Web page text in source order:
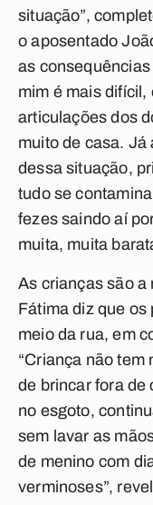
situação”,
o aposentado
as
mim é mais
articulações dos
muito de casa. Já
dessa situação,
tudo se
fezes saindo aí
muita, muita
As crianças são a
Fátima diz que
meio da rua, em
“Criança não tem
de brincar fora de
no esgoto,
sem lavar as
de menino com
verminoses”,